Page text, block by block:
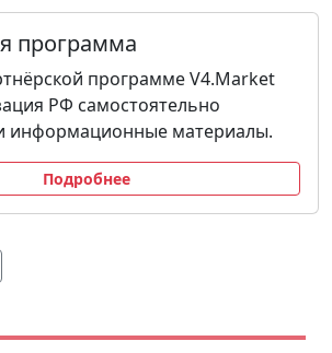
программа
программе V4.Market
РФ самостоятельно
информационные материалы.
Подробнее